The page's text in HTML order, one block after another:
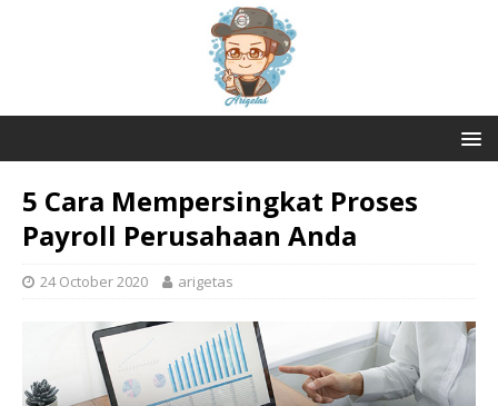
5 Cara Mempersingkat Proses
Payroll Perusahaan Anda
24 October 2020 arigetas